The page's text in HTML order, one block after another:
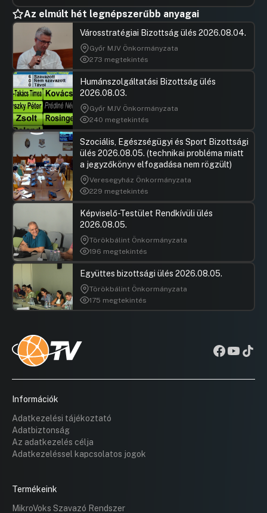
Az elmúlt hét legnépszerűbb anyagai
Városstratégiai Bizottság ülés 2026.08.04.
Győr MJV Önkormányzata
273 megtekintés
Humánszolgáltatási Bizottság ülés
2026.08.03.
Győr MJV Önkormányzata
240 megtekintés
Szociális, Egészségügyi és Sport Bizottsági
ülés 2026.08.05. (technikai probléma miatt
a jegyzőkönyv elfogadása nem rögzült)
Veresegyház Önkormányzata
229 megtekintés
Képviselő-Testület Rendkívüli ülés
2026.08.05.
Törökbálint Önkormányzata
196 megtekintés
Együttes bizottsági ülés 2026.08.05.
Törökbálint Önkormányzata
175 megtekintés
Információk
Adatkezelési tájékoztató
Adatbiztonság
Az adatkezelés célja
Adatkezeléssel kapcsolatos jogok
Termékeink
MikroVoks Szavazó Rendszer